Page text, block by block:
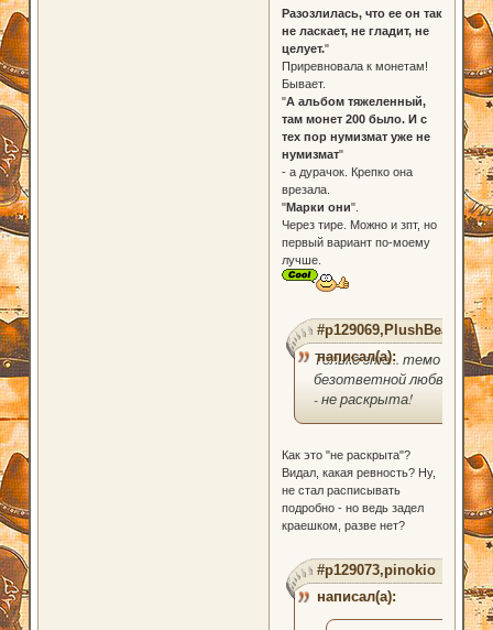
Разозлилась, что ее он так
не ласкает, не гладит, не
целует."
Приревновала к монетам!
Бывает.
"А альбом тяжеленный,
там монет 200 было. И с
тех пор нумизмат уже не
нумизмат"
- а дурачок. Крепко она
врезала.
"Марки они".
Через тире. Можно и зпт, но
первый вариант по-моему
лучше.
#p129069,PlushBear
написал(а):
Только это... темо
безответной любви
- не раскрыта!
Как это "не раскрыта"?
Видал, какая ревность? Ну,
не стал расписывать
подробно - но ведь задел
краешком, разве нет?
#p129073,pinokio
написал(а):